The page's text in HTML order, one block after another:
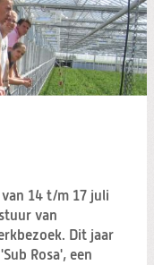
14 t/m 17 juli
van
Dit jaar
Rosa', een